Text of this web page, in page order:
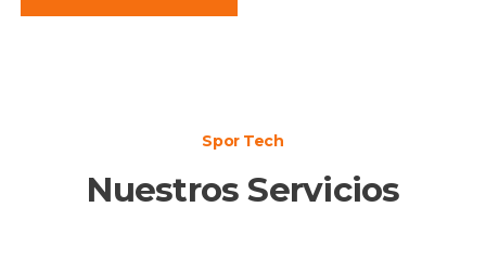
Spor Tech
Nuestros Servicios